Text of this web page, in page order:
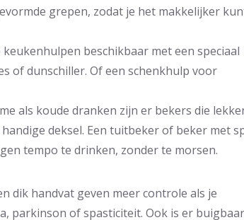
grepen, zodat je het makkelijker
beschikbaar met een speciaal
of dunschiller. Of een schenkhulp voor
als koude dranken zijn er bekers die
deksel. Een tuitbeker of beker met
tempo te drinken, zonder te morsen.
dik handvat geven meer controle als je
parkinson of spasticiteit. Ook is er buigbaar